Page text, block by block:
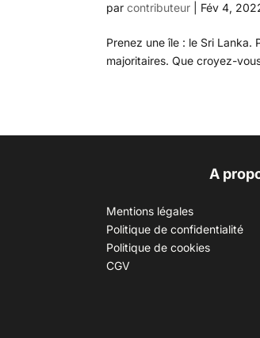
parcontributeur Fév 4,
Prenez une île : le Sri
majoritaires. Que croyez-
A
Mentions légales
Politique de confidentialité
Politique de cookies
CGV